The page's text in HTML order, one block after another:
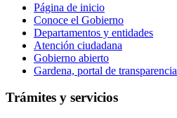
Página de inicio
Conoce el Gobierno
Departamentos y entidades
Atención ciudadana
Gobierno abierto
Gardena, portal de transparencia
Trámites y servicios